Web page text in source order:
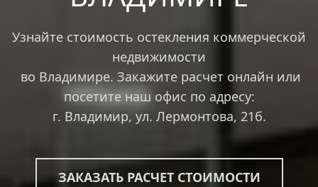
Узнайте стоимость остекления коммерческой
недвижимости
во Владимире. Закажите расчет онлайн или
посетите наш офис по адресу:
г. Владимир, ул. Лермонтова, 21б.
ЗАКАЗАТЬ РАСЧЕТ СТОИМОСТИ